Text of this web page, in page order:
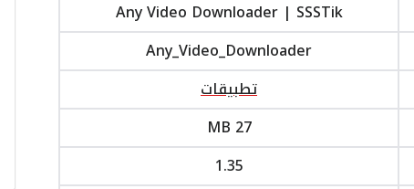
Any Video Downloader | SSSTik
Any_Video_Downloader
تطبيقات
27 MB
1.35